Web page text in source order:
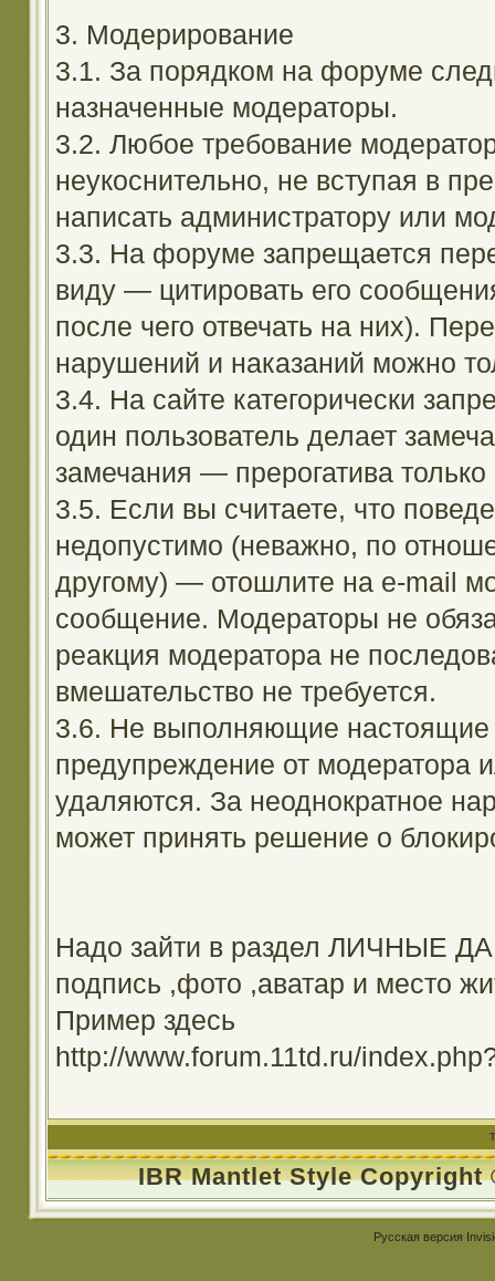
3. Модерирование
3.1. За порядком на форуме
назначенные модераторы.
3.2. Любое требование
неукоснительно, не вступая в
написать администратору или
3.3. На форуме запрещается
виду — цитировать его
после чего отвечать на них).
нарушений и наказаний можно
3.4. На сайте категорически
один пользователь делает
замечания — прерогатива
3.5. Если вы считаете, что
недопустимо (неважно, по
другому) — отошлите на e-mail
сообщение. Модераторы не
реакция модератора не
вмешательство не требуется.
3.6. Не выполняющие настоящие
предупреждение от модератора
удаляются. За неоднократное
может принять решение о
Надо зайти в раздел ЛИЧНЫЕ
подпись ,фото ,аватар и место
Пример здесь
http://www.forum.11td.ru/
IBR Mantlet Style Copyright
Русская версия